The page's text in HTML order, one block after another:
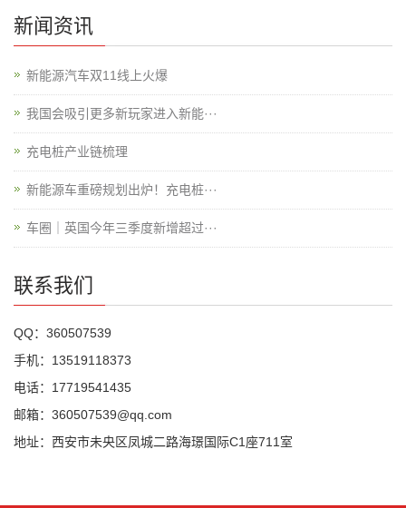
新闻资讯
新能源汽车双11线上火爆
我国会吸引更多新玩家进入新能···
充电桩产业链梳理
新能源车重磅规划出炉！充电桩···
车圈｜英国今年三季度新增超过···
联系我们
QQ：360507539
手机：13519118373
电话：17719541435
邮箱：360507539@qq.com
地址：西安市未央区凤城二路海璟国际C1座711室